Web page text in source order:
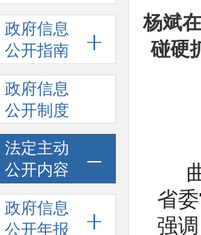
政府信息
公开指南
政府信息
公开制度
法定主动
公开内容
政府信息
公开年报
杨斌
碰硬
省
强